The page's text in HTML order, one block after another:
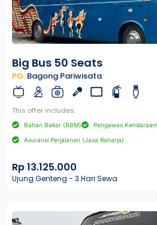
Big Bus 50 Seats
PO. Bagong Pariwisata
This offer includes:
Bahan Bakar (BBM) Pengawas Kendaraan
Asuransi Perjalanan (Jasa Raharja)
Rp 13.125.000
Ujung Genteng - 3 Hari Sewa